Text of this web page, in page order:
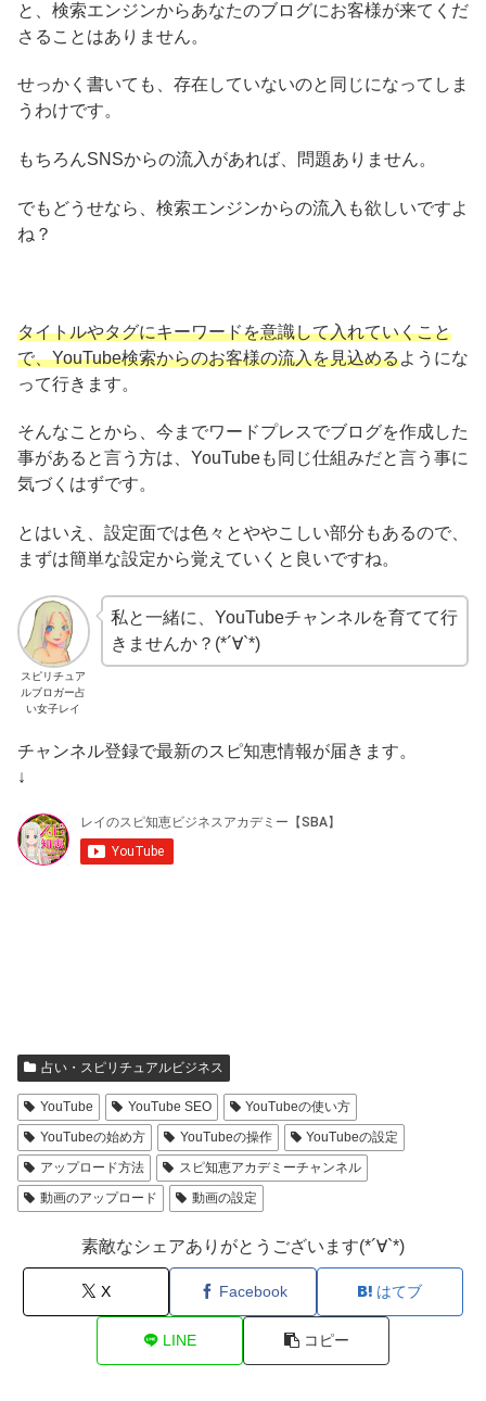
と、検索エンジンからあなたのブログにお客様が来てくだ
さることはありません。
せっかく書いても、存在していないのと同じになってしま
うわけです。
もちろんSNSからの流入があれば、問題ありません。
でもどうせなら、検索エンジンからの流入も欲しいですよ
ね？
タイトルやタグにキーワードを意識して入れていくこと
で、YouTube検索からのお客様の流入を見込めるようにな
って行きます。
そんなことから、今までワードプレスでブログを作成した
事があると言う方は、YouTubeも同じ仕組みだと言う事に
気づくはずです。
とはいえ、設定面では色々とややこしい部分もあるので、
まずは簡単な設定から覚えていくと良いですね。
スピリチュア
ルブロガー占
い女子レイ
私と一緒に、YouTubeチャンネルを育てて行
きませんか？(*´∀`*)
チャンネル登録で最新のスピ知恵情報が届きます。
↓
占い・スピリチュアルビジネス
YouTube YouTube SEO
YouTubeの使い方
YouTubeの始め方
YouTubeの操作
YouTubeの設定
アップロード方法
スピ知恵アカデミーチャンネル
動画のアップロード
動画の設定
素敵なシェアありがとうございます(*´∀`*)
X Facebook はてブ
LINE コピー